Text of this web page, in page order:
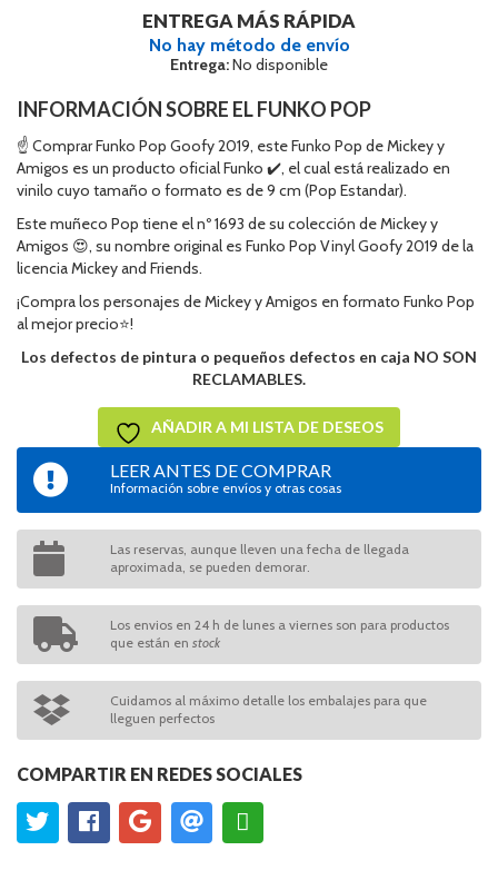
ENTREGA MÁS RÁPIDA
No hay método de envío
Entrega:No disponible
INFORMACIÓN SOBRE EL FUNKO POP
☝ Comprar Funko Pop Goofy 2019, este Funko Pop de Mickey y
Amigos es un producto oficial Funko ✔️, el cual está realizado en
vinilo cuyo tamaño o formato es de 9 cm (Pop Estandar).
Este muñeco Pop tiene el nº 1693 de su colección de Mickey y
Amigos 😍, su nombre original es Funko Pop Vinyl Goofy 2019 de la
licencia Mickey and Friends.
¡Compra los personajes de Mickey y Amigos en formato Funko Pop
al mejor precio⭐!
Los defectos de pintura o pequeños defectos en caja NO SON
RECLAMABLES.
AÑADIR A MI LISTA DE DESEOS
LEER ANTES DE COMPRAR
Información sobre envíos y otras cosas
Las reservas, aunque lleven una fecha de llegada
aproximada, se pueden demorar.
Los envios en 24 h de lunes a viernes son para productos
que están en stock
Cuidamos al máximo detalle los embalajes para que
lleguen perfectos
COMPARTIR EN REDES SOCIALES